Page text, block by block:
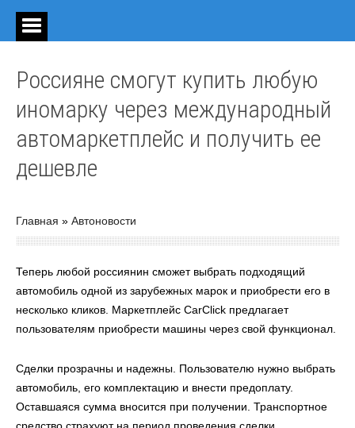
Россияне смогут купить любую
иномарку через международный
автомаркетплейс и получить ее
дешевле
Главная » Автоновости
Теперь любой россиянин сможет выбрать подходящий
автомобиль одной из зарубежных марок и приобрести его в
несколько кликов. Маркетплейс CarClick предлагает
пользователям приобрести машины через свой функционал.
Сделки прозрачны и надежны. Пользователю нужно выбрать
автомобиль, его комплектацию и внести предоплату.
Оставшаяся сумма вносится при получении. Транспортное